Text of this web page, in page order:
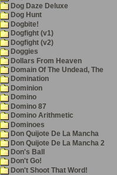
Dog Daze Deluxe
Dog Hunt
Dogbite!
Dogfight (v1)
Dogfight (v2)
Doggies
Dollars From Heaven
Domain Of The Undead, The
Domination
Dominion
Domino
Domino 87
Domino Arithmetic
Dominoes
Don Quijote De La Mancha
Don Quijote De La Mancha 2
Don's Ball
Don't Go!
Don't Shoot That Word!